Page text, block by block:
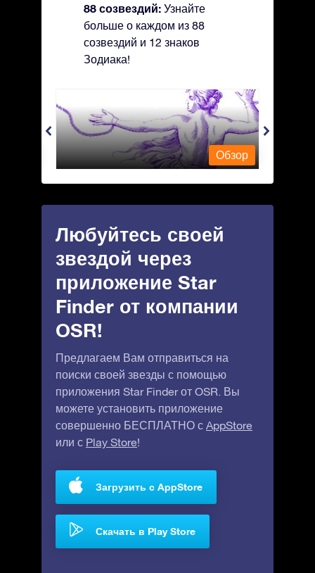
88 созвездий: Узнайте
больше о каждом из 88
созвездий и 12 знаков
Зодиака!
Andromeda - Андромеда
Обзор
Любуйтесь своей
звездой через
приложение Star
Finder от компании
OSR!
Предлагаем Вам отправиться на
поиски своей звезды с помощью
приложения Star Finder от OSR. Вы
можете установить приложение
совершенно БЕСПЛАТНО с AppStore
или с Play Store!
Загрузить с AppStore
Скачать в Play Store